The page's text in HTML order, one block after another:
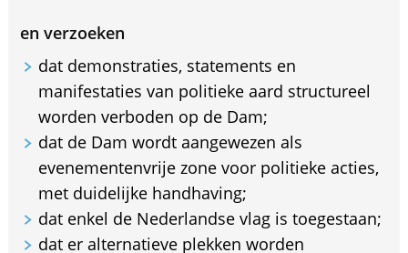
en verzoeken
dat demonstraties, statements en
manifestaties van politieke aard structureel
worden verboden op de Dam;
dat de Dam wordt aangewezen als
evenementenvrije zone voor politieke acties,
met duidelijke handhaving;
dat enkel de Nederlandse vlag is toegestaan;
dat er alternatieve plekken worden